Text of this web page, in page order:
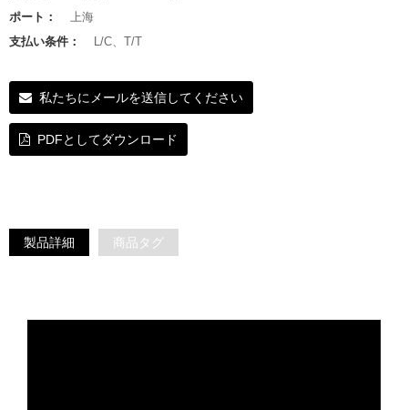
ポート：
上海
支払い条件：
L/C、T/T
私たちにメールを送信してください
PDFとしてダウンロード
製品詳細 商品タグ